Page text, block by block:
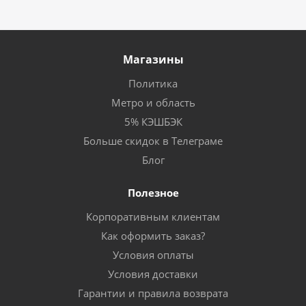
Магазины
Политика
Метро и область
5% КЭШБЭК
Больше скидок в Телеграме
Блог
Полезное
Корпоративным клиентам
Как оформить заказ?
Условия оплаты
Условия доставки
Гарантии и правила возврата